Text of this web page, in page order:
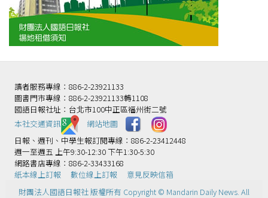
讀者服務專線：886-2-23921133
圖書門市專線：886-2-23921133轉1108
國語日報社址：台北市100中正區福州街二號
本社交通資訊️
網站地圖
日報、週刊、中學生報訂閱專線：886-2-23412448
週一至週五 上午9:30-12:30 下午1:30-5:30
網路書店專線：886-2-33433168
紙本線上訂報
數位線上訂報
意見反映信箱
財團法人國語日報社 版權所有 Copyright © Mandarin Daily News. All